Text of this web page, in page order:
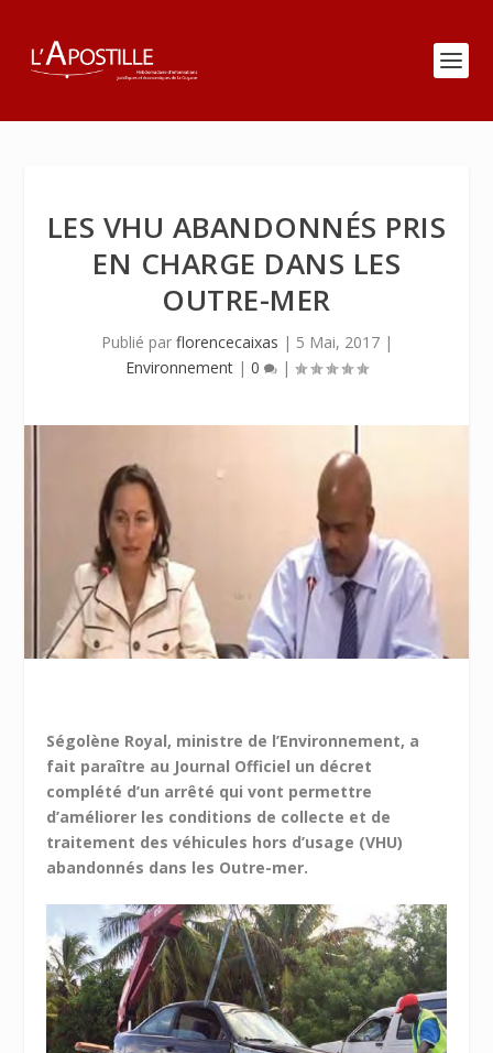
LES VHU ABANDONNÉS PRIS
EN CHARGE DANS LES
OUTRE-MER
Publié par florencecaixas | 5 Mai, 2017|
Environnement | 0 |
Ségolène Royal, ministre de l’Environnement, a
fait paraître au Journal Officiel un décret
complété d’un arrêté qui vont permettre
d’améliorer les conditions de collecte et de
traitement des véhicules hors d’usage (VHU)
abandonnés dans les Outre-mer.